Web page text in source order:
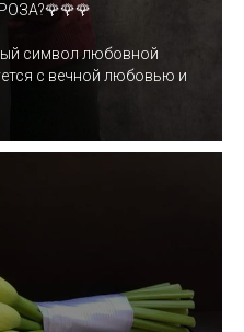
символ любовной
с вечной любовью и